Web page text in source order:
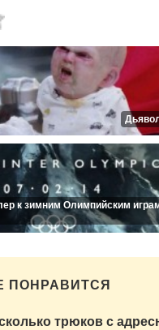
к зимним Олимпийским
ПОНРАВИТСЯ
трюков с